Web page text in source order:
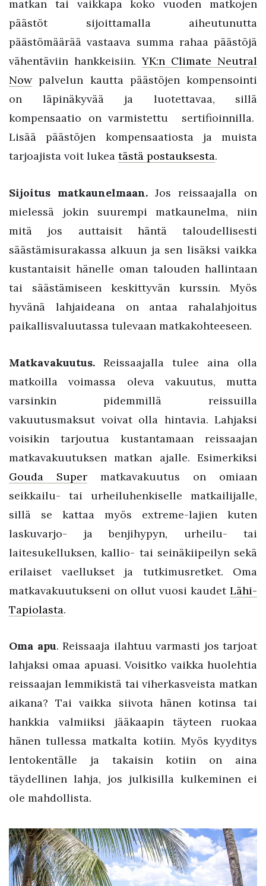
matkan tai vaikkapa koko vuoden matkojen
päästöt sijoittamalla aiheutunutta
päästömäärää vastaava summa rahaa päästöjä
vähentäviin hankkeisiin.YK:n Climate Neutral
Nowpalvelun kautta päästöjen kompensointi
on läpinäkyvää ja luotettavaa, sillä
kompensaatio on varmistettu sertifioinnilla.
Lisää päästöjen kompensaatiosta ja muista
tarjoajista voit lukea tästä postauksesta.
Sijoitus matkaunelmaan. Jos reissaajalla on
mielessä jokin suurempi matkaunelma, niin
mitä jos auttaisit häntä taloudellisesti
säästämisurakassa alkuun ja sen lisäksi vaikka
kustantaisit hänelle oman talouden hallintaan
tai säästämiseen keskittyvän kurssin. Myös
hyvänä lahjaideana on antaa rahalahjoitus
paikallisvaluutassa tulevaan matkakohteeseen.
Matkavakuutus. Reissaajalla tulee aina olla
matkoilla voimassa oleva vakuutus, mutta
varsinkin pidemmillä reissuilla
vakuutusmaksut voivat olla hintavia. Lahjaksi
voisikin tarjoutua kustantamaan reissaajan
matkavakuutuksen matkan ajalle. Esimerkiksi
Gouda Super matkavakuutus on omiaan
seikkailu- tai urheiluhenkiselle matkailijalle,
sillä se kattaa myös extreme-lajien kuten
laskuvarjo- ja benjihypyn, urheilu- tai
laitesukelluksen, kallio- tai seinäkiipeilyn sekä
erilaiset vaellukset ja tutkimusretket. Oma
matkavakuutukseni on ollut vuosi kaudet Lähi-
Tapiolasta.
Oma apu. Reissaaja ilahtuu varmasti jos tarjoat
lahjaksi omaa apuasi. Voisitko vaikka huolehtia
reissaajan lemmikistä tai viherkasveista matkan
aikana? Tai vaikka siivota hänen kotinsa tai
hankkia valmiiksi jääkaapin täyteen ruokaa
hänen tullessa matkalta kotiin. Myös kyyditys
lentokentälle ja takaisin kotiin on aina
täydellinen lahja, jos julkisilla kulkeminen ei
ole mahdollista.